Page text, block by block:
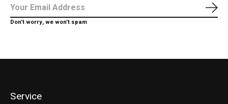
Don’t worry, we won’t spam
Service